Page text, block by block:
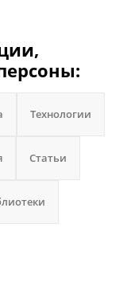
Технологии
Статьи